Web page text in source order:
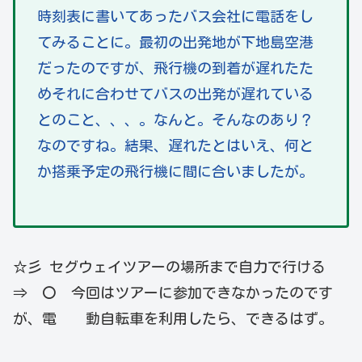
時刻表に書いてあったバス会社に電話をし
てみることに。最初の出発地が下地島空港
だったのですが、飛行機の到着が遅れたた
めそれに合わせてバスの出発が遅れている
とのこと、、、。なんと。そんなのあり？
なのですね。結果、遅れたとはいえ、何と
か搭乗予定の飛行機に間に合いましたが。
☆彡 セグウェイツアーの場所まで自力で行ける
⇒ 〇 今回はツアーに参加できなかったのです
が、電 動自転車を利用したら、できるはず。